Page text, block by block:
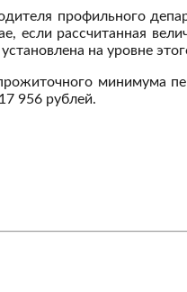
профильного
если рассчитанная
на уровне
минимума
956 рублей.